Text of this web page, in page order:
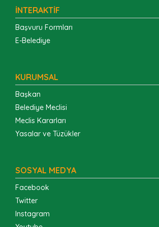
İNTERAKTİF
Başvuru Formları
E-Belediye
KURUMSAL
Başkan
Belediye Meclisi
Meclis Kararları
Yasalar ve Tüzükler
SOSYAL MEDYA
Facebook
Twitter
Instagram